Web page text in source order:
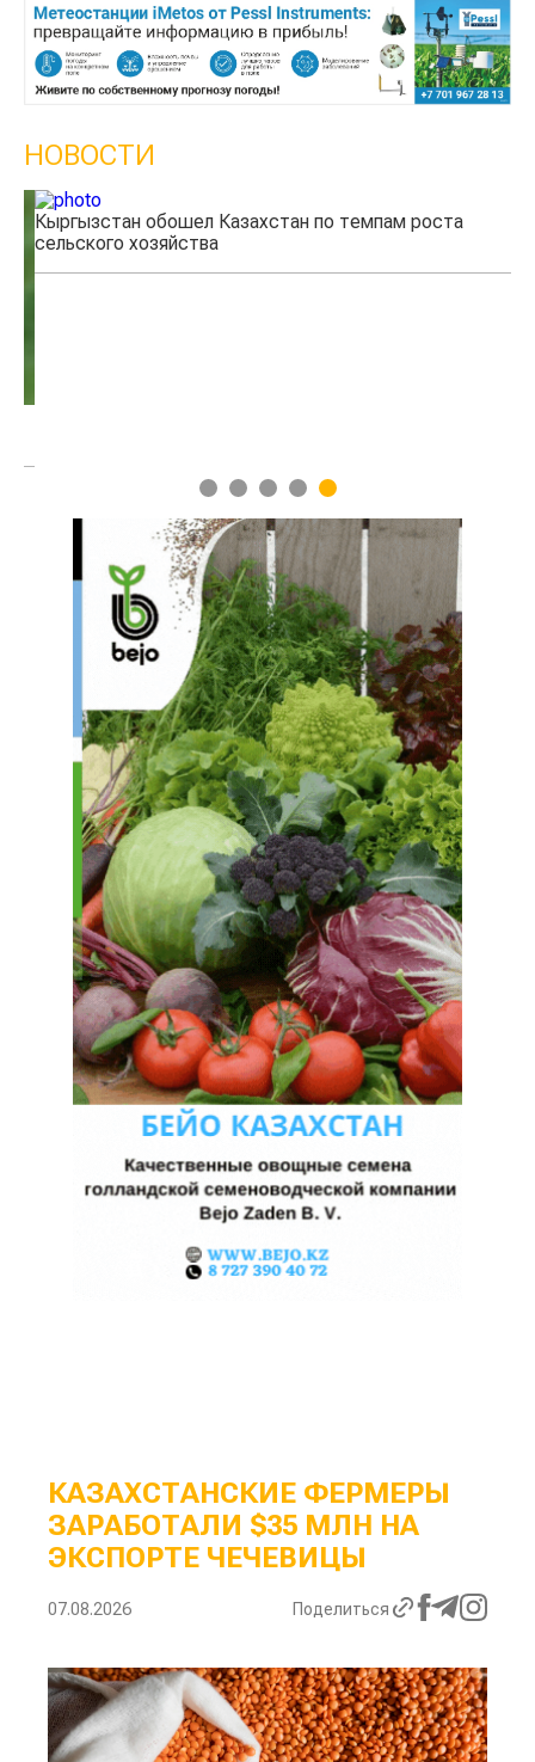
НОВОСТИ
Кыргызстан обошел Казахстан по темпам роста
сельского хозяйства
1 2 3 4 5
КАЗАХСТАНСКИЕ ФЕРМЕРЫ
ЗАРАБОТАЛИ $35 МЛН НА
ЭКСПОРТЕ ЧЕЧЕВИЦЫ
07.08.2026 Поделиться